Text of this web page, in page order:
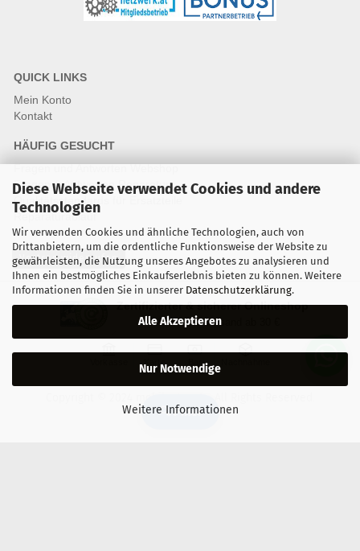
Diese Webseite verwendet Cookies und andere
Technologien
Wir verwenden Cookies und ähnliche Technologien, auch von
Drittanbietern, um die ordentliche Funktionsweise der Website zu
gewährleisten, die Nutzung unseres Angebotes zu analysieren und
Ihnen ein bestmögliches Einkaufserlebnis bieten zu können. Weitere
Informationen finden Sie in unserer Datenschutzerklärung.
Alle Akzeptieren
Nur Notwendige
Weitere Informationen
QUICK LINKS
Mein Konto
Kontakt
HÄUFIG GESUCHT
Fragen und Antworten Webshop
Fragen & Antworten Reparatur
Qualitätsstandards für Ersatzteile
Reparaturablauf
Vertrag widerrufen
Zertifizierter & sicherer Onlineshop
Kostenloser Versand ab 30 €
🔍 Filter